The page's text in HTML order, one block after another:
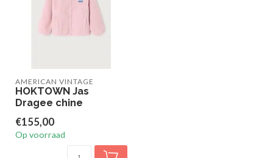
AMERICAN VINTAGE
HOKTOWN Jas
Dragee chine
€155,00
Op voorraad